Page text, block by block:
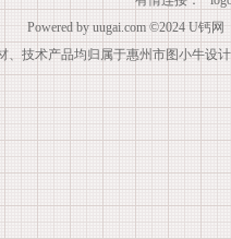
Powered by uugai.com ©2024 U钙网
、技术产品均归属于惠州市图小牛设